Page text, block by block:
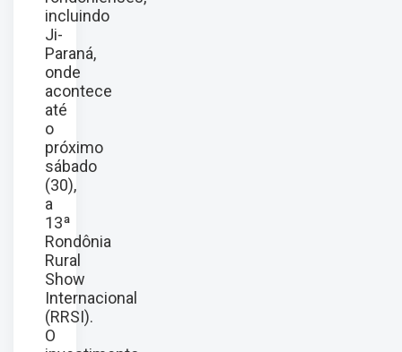
incluindo
Ji-
Paraná,
onde
acontece
até
o
próximo
sábado
(30),
a
13ª
Rondônia
Rural
Show
Internacional
(RRSI).
O